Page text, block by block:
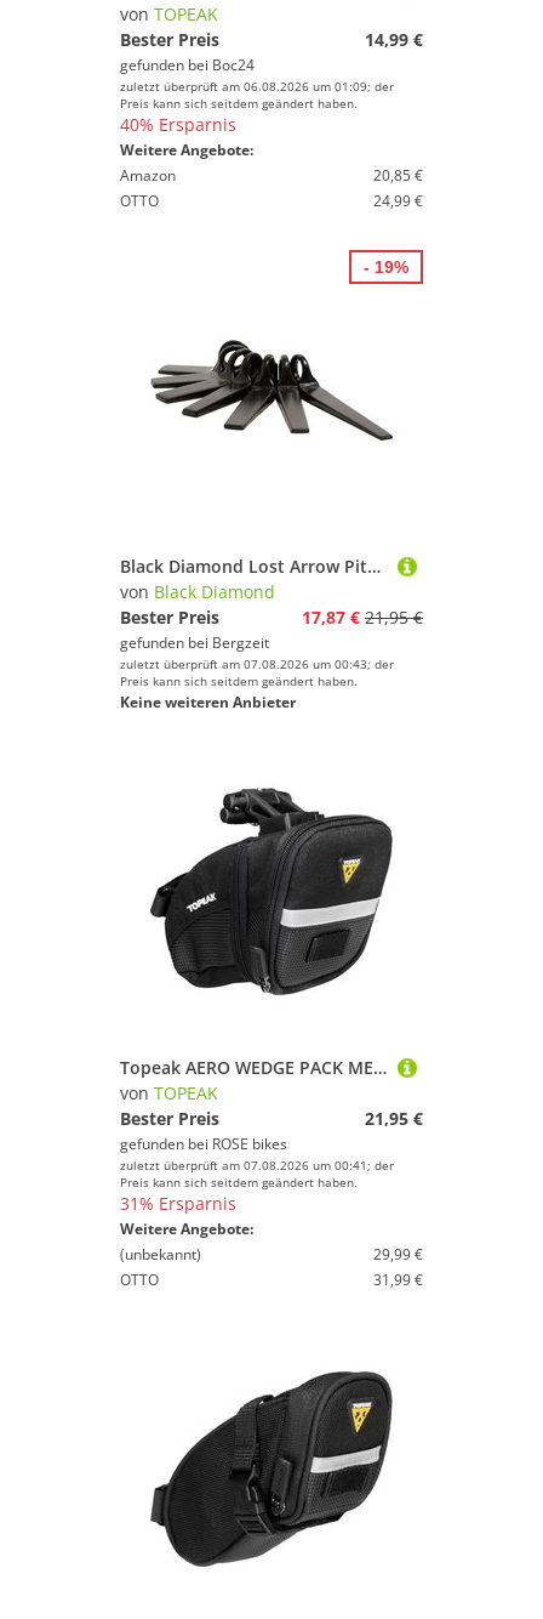
Geschlecht
von TOPEAK
Bester Preis
14,99 €
gefunden bei Boc24
zuletzt überprüft am 06.08.2026 um 01:09; der
Preis kann sich seitdem geändert haben.
40% Ersparnis
Weitere Angebote:
Amazon
20,85 €
OTTO
24,99 €
Black Diamond Lost Arrow Piton Felshaken
von Black Diamond
Bester Preis
17,87 € 21,95 €
gefunden bei Bergzeit
zuletzt überprüft am 07.08.2026 um 00:43; der
Preis kann sich seitdem geändert haben.
Keine weiteren Anbieter
- 19%
Topeak AERO WEDGE PACK MEDIUM Satteltasche
von TOPEAK
Bester Preis
21,95 €
gefunden bei ROSE bikes
zuletzt überprüft am 07.08.2026 um 00:41; der
Preis kann sich seitdem geändert haben.
31% Ersparnis
Weitere Angebote:
(unbekannt)
29,99 €
OTTO
31,99 €